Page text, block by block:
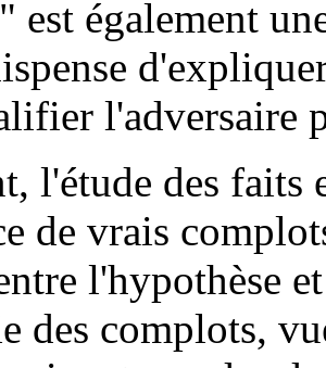
est également
l'adversaire
l'étude des
de vrais
l'hypothèse
des complots,